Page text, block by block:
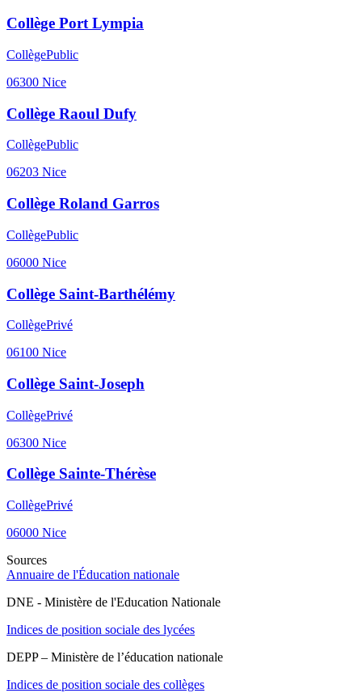
Collège Port Lympia
CollègePublic
06300 Nice
Collège Raoul Dufy
CollègePublic
06203 Nice
Collège Roland Garros
CollègePublic
06000 Nice
Collège Saint-Barthélémy
CollègePrivé
06100 Nice
Collège Saint-Joseph
CollègePrivé
06300 Nice
Collège Sainte-Thérèse
CollègePrivé
06000 Nice
Sources
Annuaire de l'Éducation nationale
DNE - Ministère de l'Education Nationale
Indices de position sociale des lycées
DEPP – Ministère de l’éducation nationale
Indices de position sociale des collèges